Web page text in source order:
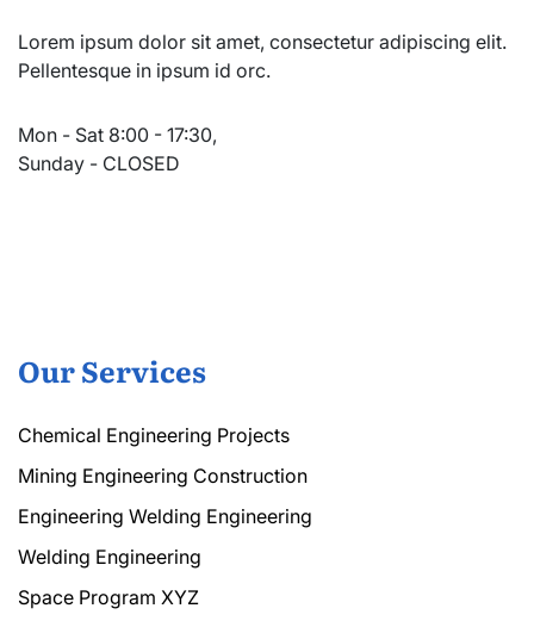
Lorem ipsum dolor sit amet, consectetur adipiscing elit.
Pellentesque in ipsum id orc.
Mon - Sat 8:00 - 17:30,
Sunday - CLOSED
Our Services
Chemical Engineering Projects
Mining Engineering Construction
Engineering Welding Engineering
Welding Engineering
Space Program XYZ